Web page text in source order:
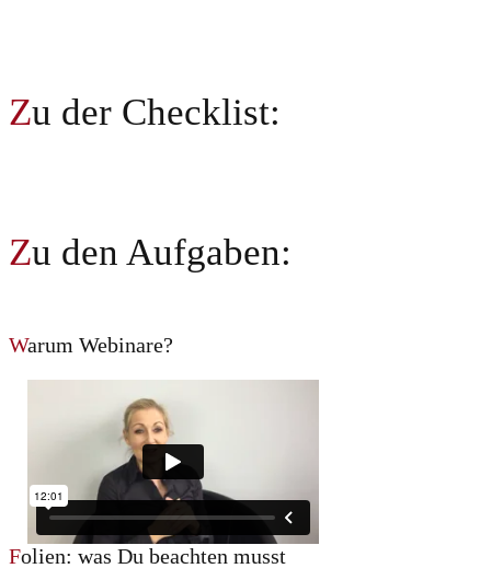
Zu der Checklist:
Zu den Aufgaben:
Warum Webinare?
Folien: was Du beachten musst